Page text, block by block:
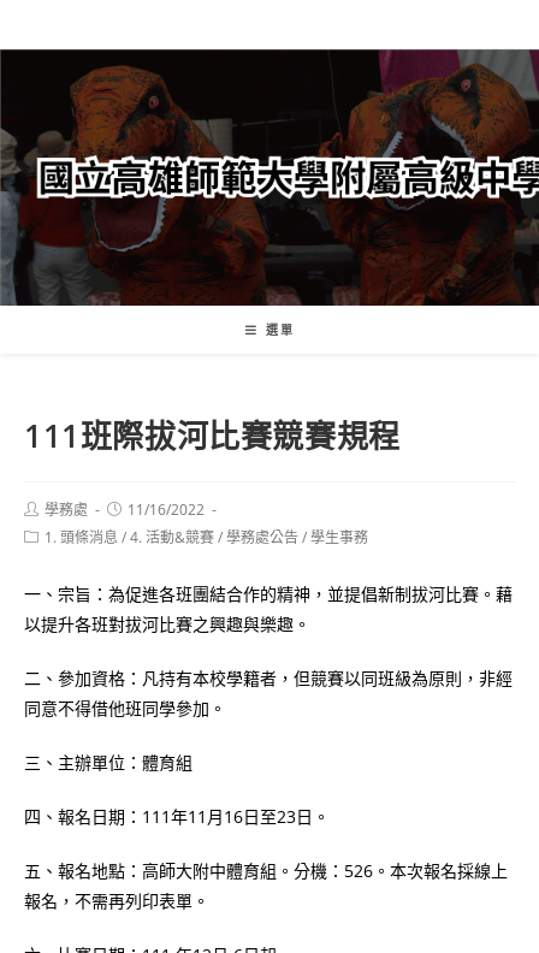
轉
要
內
容
選單
111班際拔河比賽競賽規程
Post
author:
學務處
Post
published:
11/16/2022
Post1. 頭條消息 /4. 活動&競賽/學務處公告/學生事務
一、宗旨：為促進各班團結合作的精神，並提倡新制拔河比賽。藉
以提升各班對拔河比賽之興趣與樂趣。
二、參加資格：凡持有本校學籍者，但競賽以同班級為原則，非經
同意不得借他班同學參加。
三、主辦單位：體育組
四、報名日期：111年11月16日至23日。
五、報名地點：高師大附中體育組。分機：526。本次報名採線上
報名，不需再列印表單。